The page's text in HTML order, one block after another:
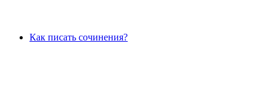
Как писать сочинения?